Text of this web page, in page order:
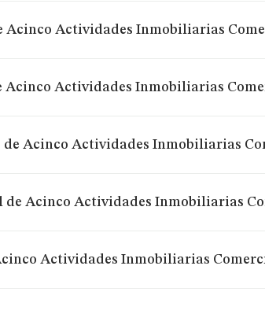
Acinco Actividades Inmobiliarias
Acinco Actividades Inmobiliarias
de Acinco Actividades Inmobiliarias
de Acinco Actividades Inmobiliarias
Actividades Inmobiliarias